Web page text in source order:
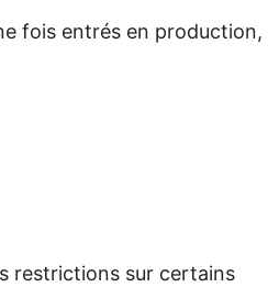
fois entrés en production,
restrictions sur certains